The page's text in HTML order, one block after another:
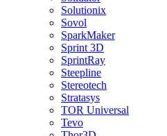
Solutionix
Sovol
SparkMaker
Sprint 3D
SprintRay
Steepline
Stereotech
Stratasys
TOR Universal
Tevo